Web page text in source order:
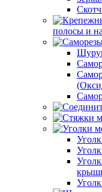
полосы и